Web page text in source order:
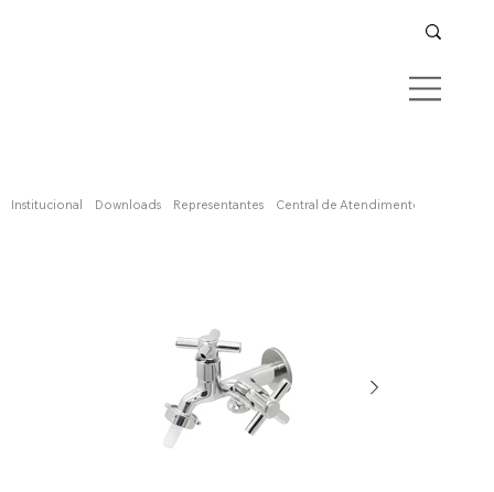
Confira aqui
Institucional Downloads Representantes Central de Atendimento